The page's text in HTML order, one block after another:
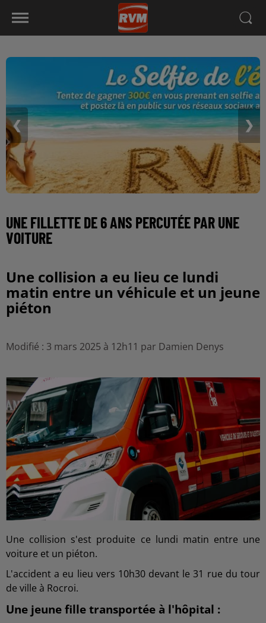
❮ ❯
UNE FILLETTE DE 6 ANS PERCUTÉE PAR UNE
VOITURE
Une collision a eu lieu ce lundi
matin entre un véhicule et un jeune
piéton
Modifié : 3 mars 2025 à 12h11 par Damien Denys
Une collision s'est produite ce lundi matin entre une
voiture et un piéton.
L'accident a eu lieu vers 10h30 devant le 31 rue du tour
de ville à Rocroi.
Une jeune fille transportée à l'hôpital :